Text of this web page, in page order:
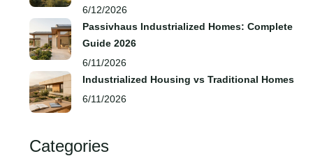
6/12/2026
Passivhaus Industrialized Homes: Complete
Guide 2026
6/11/2026
Industrialized Housing vs Traditional Homes
6/11/2026
Categories